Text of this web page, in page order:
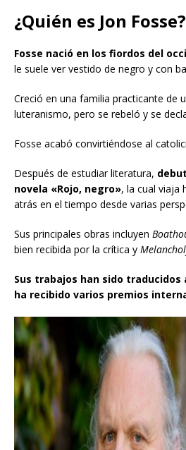
¿Quién es Jon Fosse?
Fosse nació en los fiordos del
le suele ver vestido de negro y con
Creció en una familia practicante de
luteranismo, pero se rebeló y se
Fosse acabó convirtiéndose al
Después de estudiar literatura,
novela «Rojo, negro», la cual viaja
atrás en el tiempo desde varias
Sus principales obras incluyen
bien recibida por la crítica y
Sus trabajos han sido traducidos
ha recibido varios premios